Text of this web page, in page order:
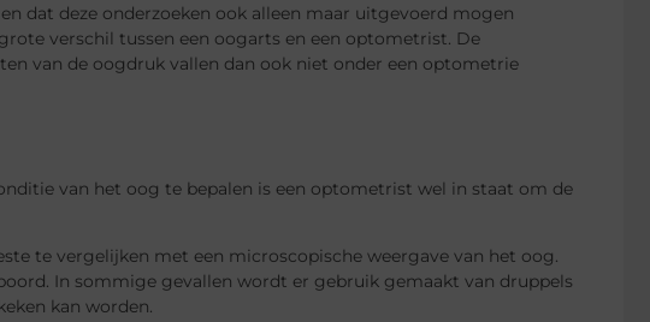
dat deze onderzoeken ook alleen maar uitgevoerd mogen
verschil tussen een oogarts en een optometrist. De
van de oogdruk vallen dan ook niet onder een optometrie
van het oog te bepalen is een optometrist wel in staat om de
te vergelijken met een microscopische weergave van het oog.
In sommige gevallen wordt er gebruik gemaakt van druppels
kan worden.